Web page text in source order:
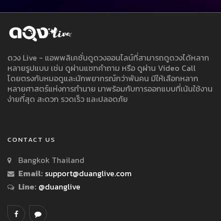
ดวง Live - แอพพลิเคชั่นดูดวงออนไลน์ที่สามารถดูดวงได้หลาก
หลายรูปแบบ เช่น ดูผ่านแชทคำถาม หรือ ดูผ่าน Video Call
โดยตรงกับหมอดูและนักพยากรณ์กว่าพันคน มีให้เลือกหลาก
หลายศาสตร์แห่งการทำนาย มาพร้อมกับการออกแบบที่เน้นใช้งาน
ง่ายที่สุด สะดวก รวดเร็ว และปลอดภัย
CONTACT US
Bangkok Thailand
Email: support@duanglive.com
Line: @duanglive